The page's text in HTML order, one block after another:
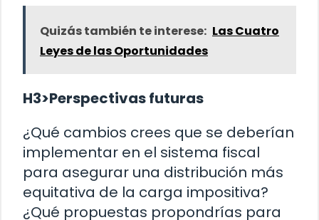
Quizás también te interese: Las Cuatro
Leyes de las Oportunidades
H3>Perspectivas futuras
¿Qué cambios crees que se deberían
implementar en el sistema fiscal
para asegurar una distribución más
equitativa de la carga impositiva?
¿Qué propuestas propondrías para